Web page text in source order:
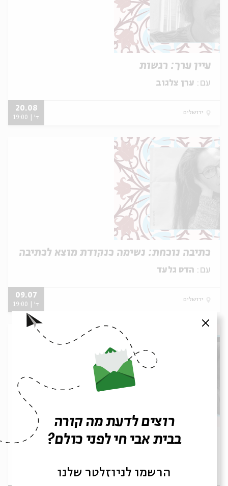
עיין ערך: רגשות
עם: ערן צלגוב
ירושלים
20.08
ד' | 19:00
כתיבה נוכחת: נשימה כנקודת מוצא לכתיבה
עם: הדס גלעד
ירושלים
09.07
ד' | 19:00
״הָלֹךְ וְקָרָאתָ בְאָזְנֵי יְרוּשָׁלַ͏ִם״: סדנת שוטטות
בכל סרלואי
סגור
רוצים לדעת מה קורה
בבית אבי חי לפני כולם?
הרשמו לניוזלטר שלנו